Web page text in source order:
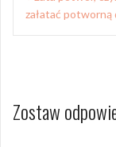
wpisu
załatać potworną
Zostaw